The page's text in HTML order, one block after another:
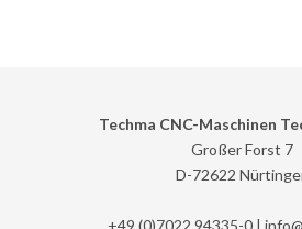
Techma CNC-Maschinen
Großer Forst 7
D-72622
+49 (0)7022 94335-0 |